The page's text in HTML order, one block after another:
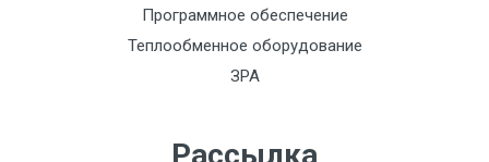
Программное обеспечение
Теплообменное оборудование
ЗРА